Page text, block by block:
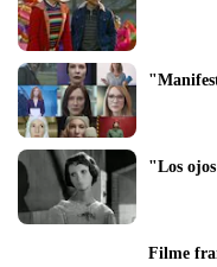
"Los
Filme